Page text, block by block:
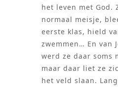
het leven met God.
normaal meisje,
eerste klas, hield
zwemmen… En van
werd ze daar soms
maar daar liet ze
het veld slaan.